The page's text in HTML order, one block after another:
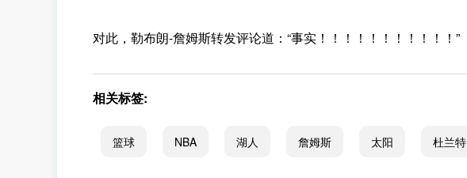
对此，勒布朗-詹姆斯转发评论道：“事实！！！！！！！！！！！”
相关标签:
篮球 NBA 湖人 詹姆斯 太阳 杜兰特